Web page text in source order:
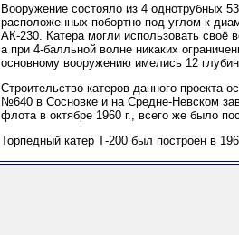
Вооружение состояло из 4 однотрубных
расположенных побортно под углом к
АК-230. Катера могли использовать своё
а при 4-балльной волне никаких
основному вооружению имелись 12
Строительство катеров данного проекта
№640 в Сосновке и на Средне-Невском
флота в октябре 1960 г., всего же было
Торпедный катер Т-200 был построен в